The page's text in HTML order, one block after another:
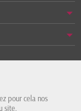
pour cela nos
site.